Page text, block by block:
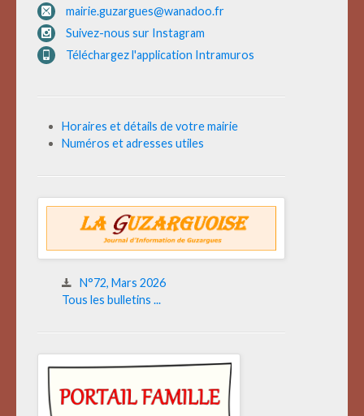
mairie.guzargues@wanadoo.fr
Suivez-nous sur Instagram
Téléchargez l'application Intramuros
Horaires et détails de votre mairie
Numéros et adresses utiles
N°72, Mars 2026
Tous les bulletins ...